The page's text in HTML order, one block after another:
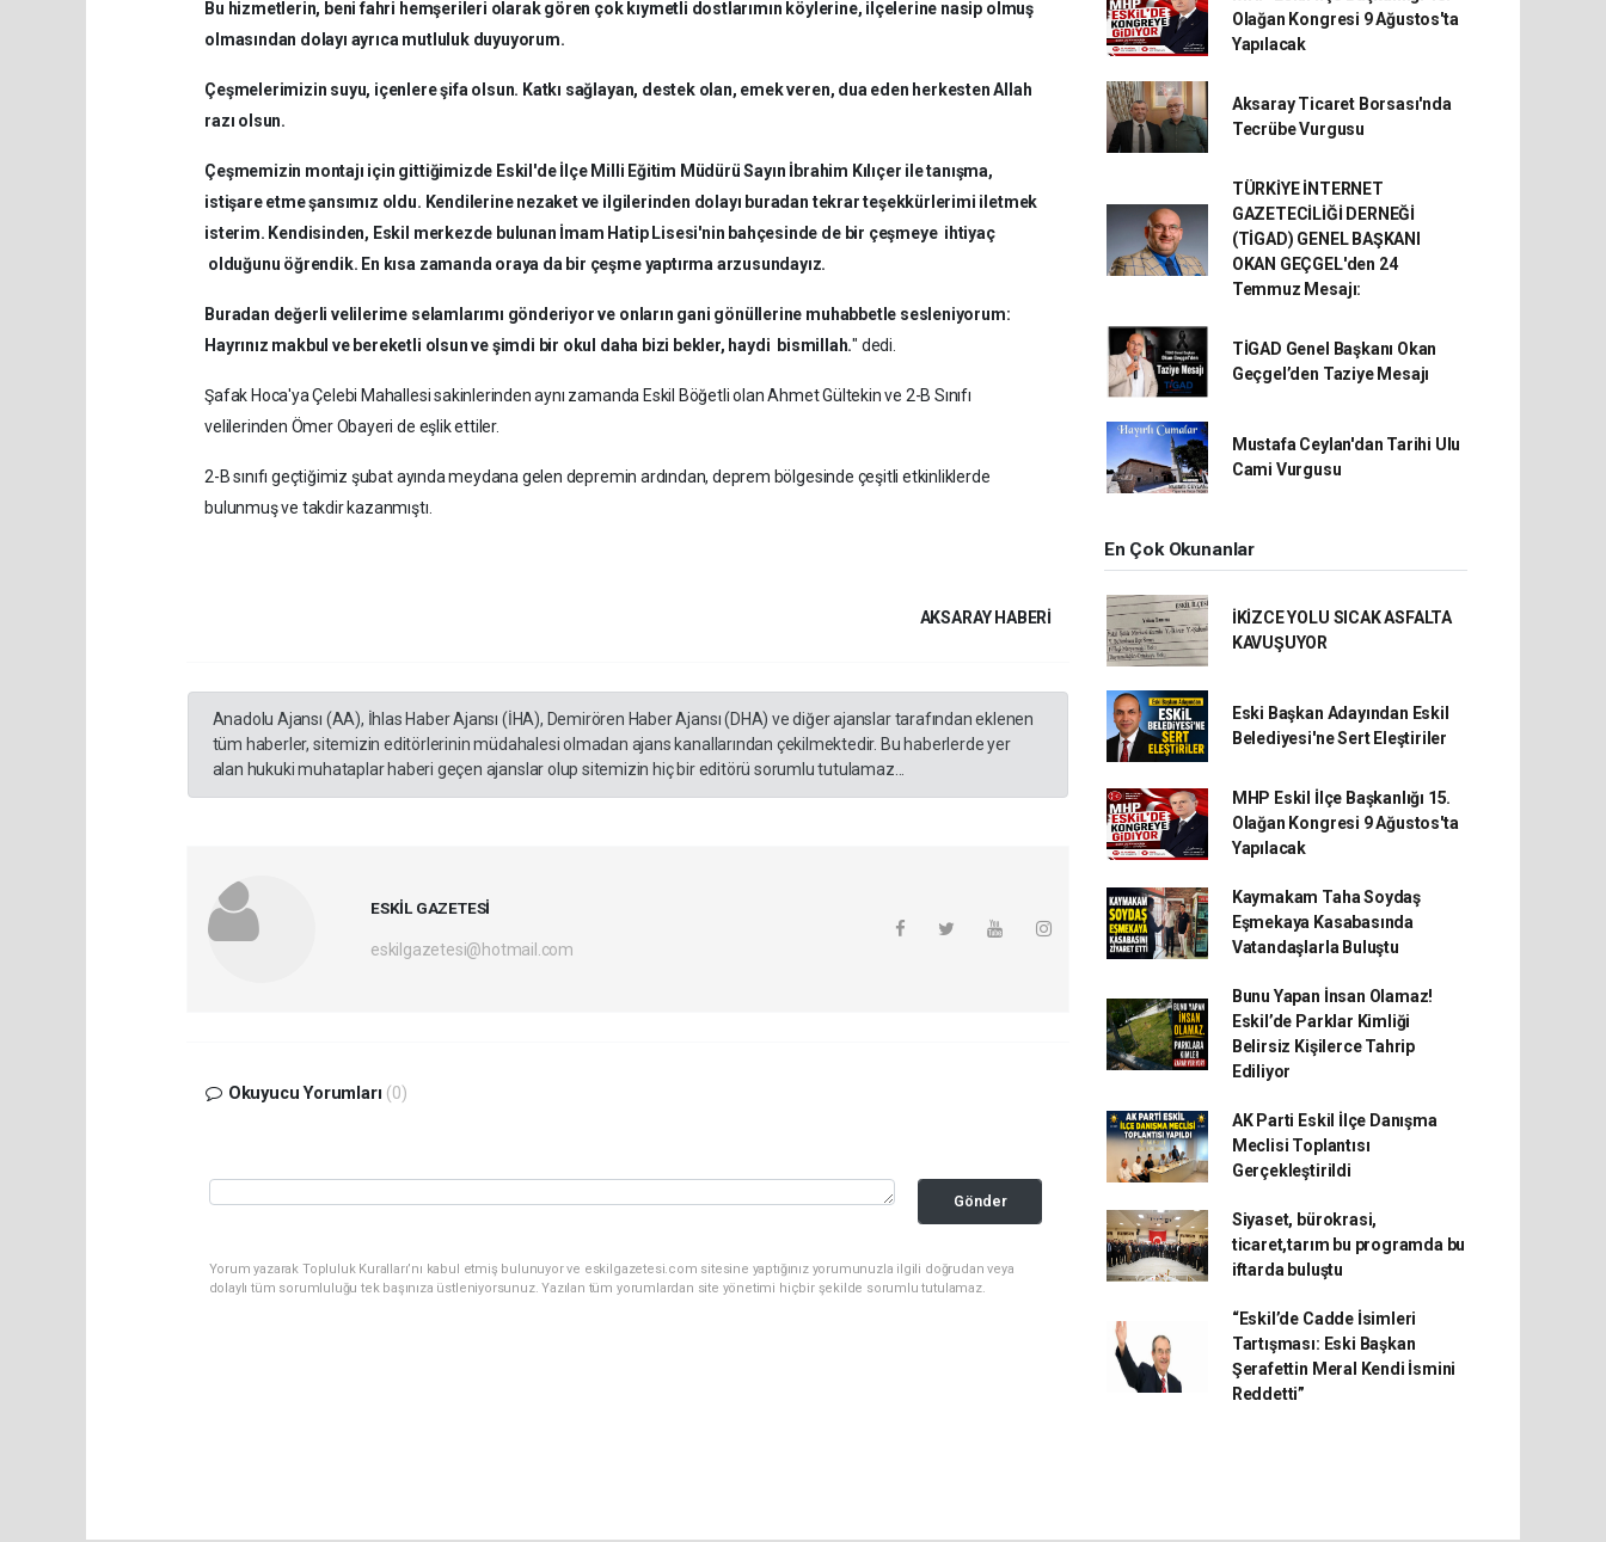
Bu hizmetlerin, beni fahri hemşerileri olarak gören çok kıymetli dostlarımın köylerine, ilçelerine nasip olmuş
olmasından dolayı ayrıca mutluluk duyuyorum.
Çeşmelerimizin suyu, içenlere şifa olsun. Katkı sağlayan, destek olan, emek veren, dua eden herkesten Allah
razı olsun.
Çeşmemizin montajı için gittiğimizde Eskil'de İlçe Milli Eğitim Müdürü Sayın İbrahim Kılıçer ile tanışma,
istişare etme şansımız oldu. Kendilerine nezaket ve ilgilerinden dolayı buradan tekrar teşekkürlerimi iletmek
isterim. Kendisinden, Eskil merkezde bulunan İmam Hatip Lisesi'nin bahçesinde de bir çeşmeye ihtiyaç
olduğunu öğrendik. En kısa zamanda oraya da bir çeşme yaptırma arzusundayız.
Buradan değerli velilerime selamlarımı gönderiyor ve onların gani gönüllerine muhabbetle sesleniyorum:
Hayrınız makbul ve bereketli olsun ve şimdi bir okul daha bizi bekler, haydi bismillah." dedi.
Şafak Hoca'ya Çelebi Mahallesi sakinlerinden aynı zamanda Eskil Böğetli olan Ahmet Gültekin ve 2-B Sınıfı
velilerinden Ömer Obayeri de eşlik ettiler.
2-B sınıfı geçtiğimiz şubat ayında meydana gelen depremin ardından, deprem bölgesinde çeşitli etkinliklerde
bulunmuş ve takdir kazanmıştı.
AKSARAY HABERİ
Anadolu Ajansı (AA), İhlas Haber Ajansı (İHA), Demirören Haber Ajansı (DHA) ve diğer ajanslar tarafından eklenen
tüm haberler, sitemizin editörlerinin müdahalesi olmadan ajans kanallarından çekilmektedir. Bu haberlerde yer
alan hukuki muhataplar haberi geçen ajanslar olup sitemizin hiç bir editörü sorumlu tutulamaz...
ESKİL GAZETESİ
eskilgazetesi@hotmail.com
Okuyucu Yorumları (0)
Gönder
Yorum yazarak Topluluk Kuralları’nı kabul etmiş bulunuyor ve eskilgazetesi.com sitesine yaptığınız yorumunuzla ilgili doğrudan veya
dolaylı tüm sorumluluğu tek başınıza üstleniyorsunuz. Yazılan tüm yorumlardan site yönetimi hiçbir şekilde sorumlu tutulamaz.
Olağan Kongresi 9 Ağustos'ta
Yapılacak
Aksaray Ticaret Borsası'nda
Tecrübe Vurgusu
TÜRKİYE İNTERNET
GAZETECİLİĞİ DERNEĞİ
(TİGAD) GENEL BAŞKANI
OKAN GEÇGEL'den 24
Temmuz Mesajı:
TİGAD Genel Başkanı Okan
Geçgel’den Taziye Mesajı
Mustafa Ceylan'dan Tarihi Ulu
Cami Vurgusu
En Çok Okunanlar
İKİZCE YOLU SICAK ASFALTA
KAVUŞUYOR
Eski Başkan Adayından Eskil
Belediyesi'ne Sert Eleştiriler
MHP Eskil İlçe Başkanlığı 15.
Olağan Kongresi 9 Ağustos'ta
Yapılacak
Kaymakam Taha Soydaş
Eşmekaya Kasabasında
Vatandaşlarla Buluştu
Bunu Yapan İnsan Olamaz!
Eskil’de Parklar Kimliği
Belirsiz Kişilerce Tahrip
Ediliyor
AK Parti Eskil İlçe Danışma
Meclisi Toplantısı
Gerçekleştirildi
Siyaset, bürokrasi,
ticaret,tarım bu programda bu
iftarda buluştu
“Eskil’de Cadde İsimleri
Tartışması: Eski Başkan
Şerafettin Meral Kendi İsmini
Reddetti”